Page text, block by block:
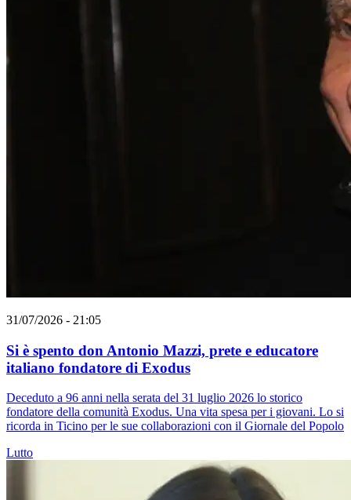
31/07/2026 - 21:05
Si è spento don Antonio Mazzi, prete e educatore
italiano fondatore di Exodus
Deceduto a 96 anni nella serata del 31 luglio 2026 lo storico
fondatore della comunità Exodus. Una vita spesa per i giovani. Lo si
ricorda in Ticino per le sue collaborazioni con il Giornale del Popolo
Lutto